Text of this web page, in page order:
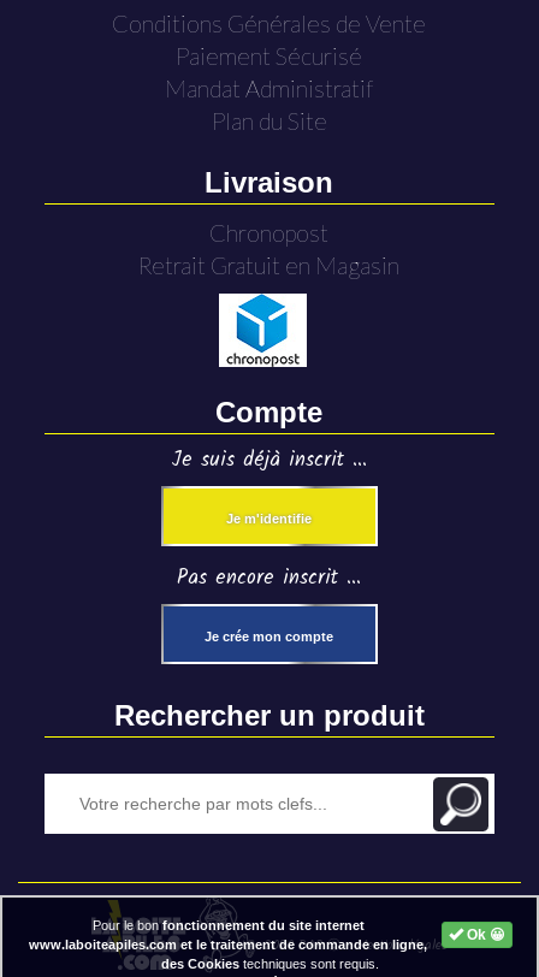
Conditions Générales de Vente
Paiement Sécurisé
Mandat Administratif
Plan du Site
Livraison
Chronopost
Retrait Gratuit en Magasin
Compte
Je suis déjà inscrit ...
Je m'identifie
Pas encore inscrit ...
Je crée mon compte
Rechercher un produit
2020 BAP ⓒ - Mentions légales
Ok 😀
Pour le bonfonctionnement du site internet
www.laboiteapiles.com et le traitement de commande en ligne,
des Cookiestechniques sont requis.